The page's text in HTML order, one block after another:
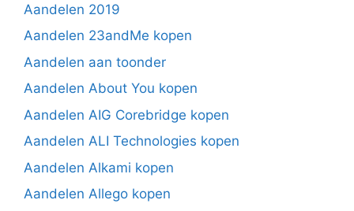
Aandelen 2019
Aandelen 23andMe kopen
Aandelen aan toonder
Aandelen About You kopen
Aandelen AIG Corebridge kopen
Aandelen ALI Technologies kopen
Aandelen Alkami kopen
Aandelen Allego kopen